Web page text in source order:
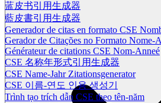
蓝皮书引用生成器
藍皮書引用生成器
Generador de citas en formato CSE
Gerador de Citações no Formato Nome-
Générateur de citations CSE Nom-Anneé
CSE 名称年形式引用生成器
CSE Name-Jahr Zitationsgenerator
CSE 이름-연도 인용 생성기
Trình tạo trích dẫn CSE theo tên-năm